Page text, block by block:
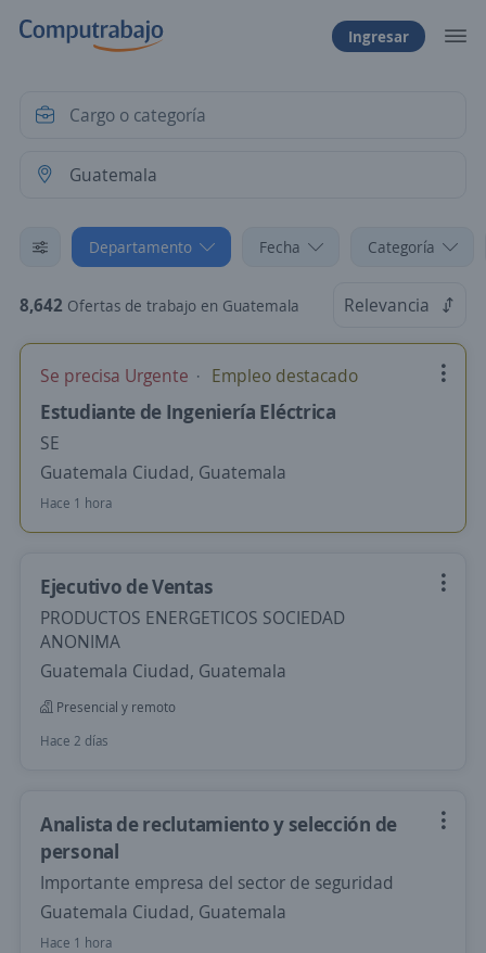
Ingresar
Departamento Fecha Categoría
8,642 Ofertas de trabajo en Guatemala Relevancia
Se precisa Urgente Empleo destacado
Estudiante de Ingeniería Eléctrica
SE
Guatemala Ciudad, Guatemala
Hace 1 hora
Ejecutivo de Ventas
PRODUCTOS ENERGETICOS SOCIEDAD
ANONIMA
Guatemala Ciudad, Guatemala
Presencial y remoto
Hace 2 días
Analista de reclutamiento y selección de
personal
Importante empresa del sector de seguridad
Guatemala Ciudad, Guatemala
Hace 1 hora